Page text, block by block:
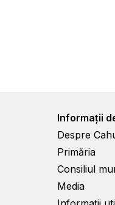
Informații
Despre
Primăria
Consiliul
Media